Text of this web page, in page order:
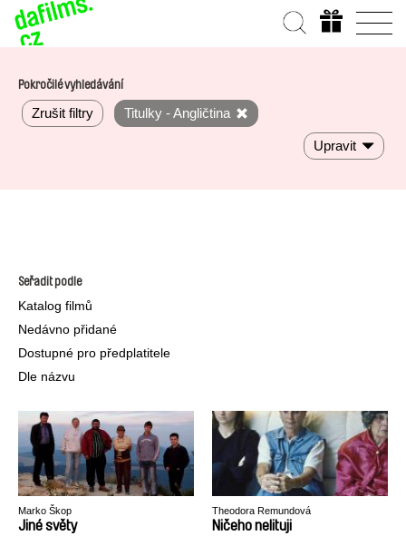
Pokročilé vyhledávání
Zrušit filtry Titulky - Angličtina
Upravit
Seřadit podle
Katalog filmů
Nedávno přidané
Dostupné pro předplatitele
Dle názvu
Marko Škop
Jiné světy
Theodora Remundová
Ničeho nelituji